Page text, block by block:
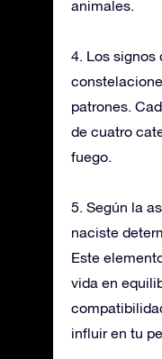
animales.
4. Los signos
patrones.
de cuatro
fuego.
5. Según la
naciste
Este
vida en
influir en tu